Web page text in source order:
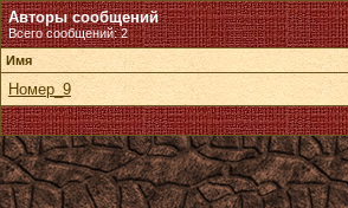
Авторы сообщений
Всего сообщений: 2
Имя
Номер_9